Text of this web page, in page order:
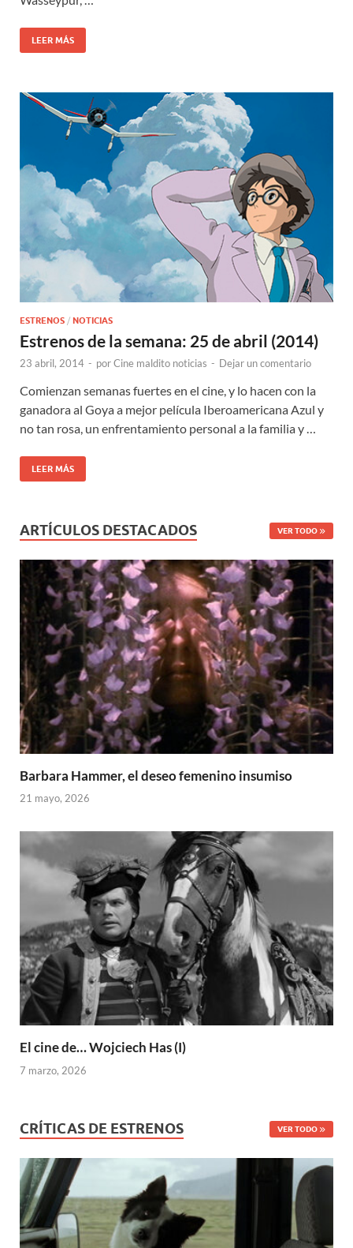
LEER MÁS
ESTRENOS / NOTICIAS
Estrenos de la semana: 25 de abril (2014)
23 abril, 2014 - porCine maldito noticias - Dejar un comentario
Comienzan semanas fuertes en el cine, y lo hacen con la
ganadora al Goya a mejor película Iberoamericana Azul y
no tan rosa, un enfrentamiento personal a la familia y …
LEER MÁS
ARTÍCULOS DESTACADOS VER TODO
Barbara Hammer, el deseo femenino insumiso
21 mayo, 2026
El cine de… Wojciech Has (I)
7 marzo, 2026
CRÍTICAS DE ESTRENOS VER TODO